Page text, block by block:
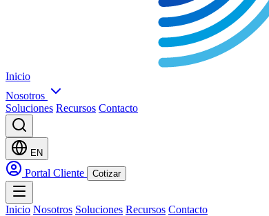
Inicio
Nosotros
Soluciones Recursos Contacto
EN
Portal Cliente Cotizar
Inicio Nosotros Soluciones Recursos Contacto